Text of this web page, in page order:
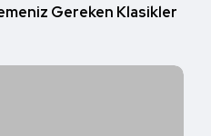
Gereken Klasikler